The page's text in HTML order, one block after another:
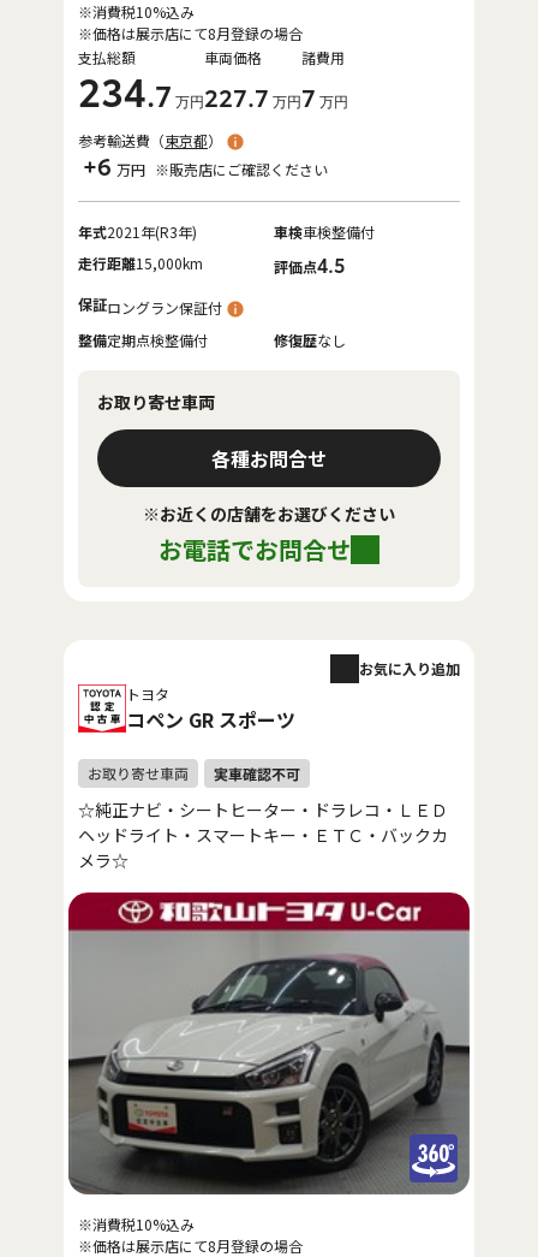
支払総額
234.7 万円
車両価格
227.7 万円
諸費用
7 万円
※消費税10%込み
※価格は展示店にて8月登録の場合
参考輸送費（東京都）
+6 万円 ※販売店にご確認ください
年式2021年(R3年) 車検車検整備付
走行距離15,000km 評価点4.5
保証ロングラン保証付
整備定期点検整備付 修復歴なし
お取り寄せ車両
各種お問合せ
※お近くの店舗をお選びください
お電話でお問合せ
トヨタ
コペン GR スポーツ
お気に入り追加
☆純正ナビ・シートヒーター・ドラレコ・ＬＥＤ
ヘッドライト・スマートキー・ＥＴＣ・バックカ
メラ☆
※消費税10%込み
※価格は展示店にて8月登録の場合